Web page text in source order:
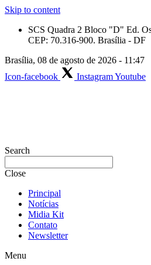
Skip to content
SCS Quadra 2 Bloco "D" Ed.
CEP: 70.316-900. Brasília - DF
Brasília, 08 de agosto de 2026 - 11:47
Icon-facebook
InstagramYoutube
Search
Close
Principal
Notícias
Midia Kit
Contato
Newsletter
Menu